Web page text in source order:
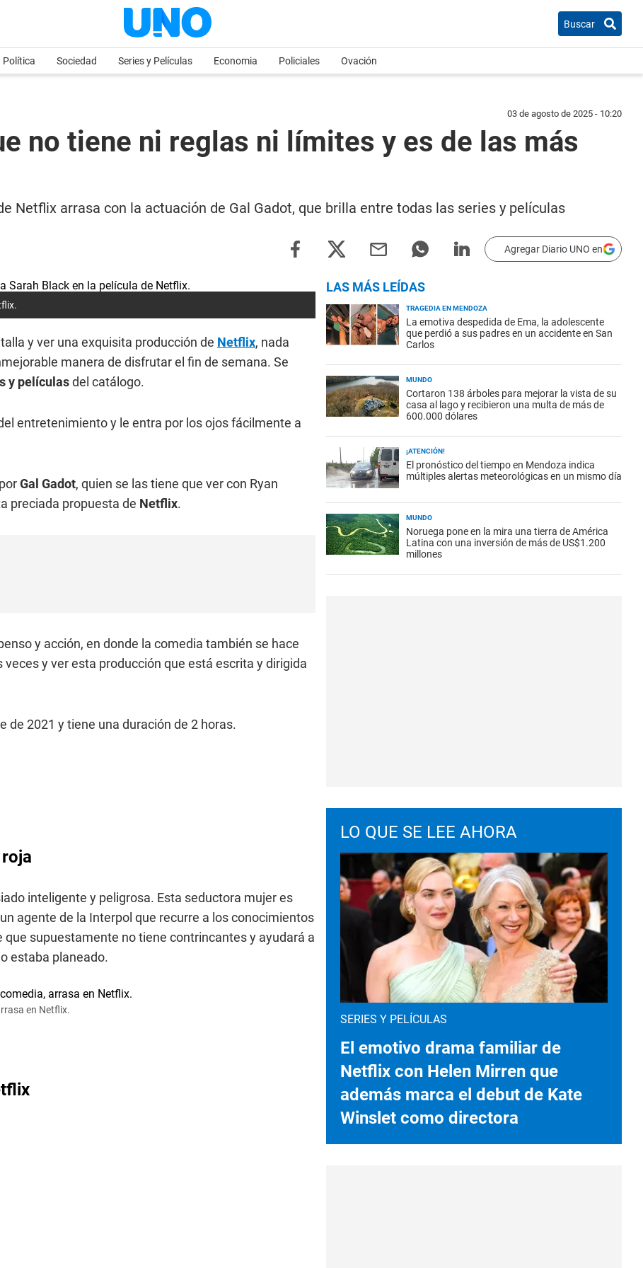
Buscar
Política Sociedad Series y Películas Economia Policiales Ovación
03 de agosto de 2025 - 10:20
no tiene ni reglas ni límites y es de las más
Netflix arrasa con la actuación de Gal Gadot, que brilla entre todas las series y películas
Agregar Diario UNO en
y ver una exquisita producción de Netflix, nada
manera de disfrutar el fin de semana. Se
y películasdel catálogo.
entretenimiento y le entra por los ojos fácilmente a
Gal Gadot, quien se las tiene que ver con Ryan
preciada propuesta de Netflix.
y acción, en donde la comedia también se hace
y ver esta producción que está escrita y dirigida
de 2021 y tiene una duración de 2 horas.
inteligente y peligrosa. Esta seductora mujer es
agente de la Interpol que recurre a los conocimientos
supuestamente no tiene contrincantes y ayudará a
estaba planeado.
en Netflix.
LAS MÁS LEÍDAS
TRAGEDIA EN MENDOZA
La emotiva despedida de Ema, la adolescente
que perdió a sus padres en un accidente en San
Carlos
MUNDO
Cortaron 138 árboles para mejorar la vista de su
casa al lago y recibieron una multa de más de
600.000 dólares
¡ATENCIÓN!
El pronóstico del tiempo en Mendoza indica
múltiples alertas meteorológicas en un mismo día
MUNDO
Noruega pone en la mira una tierra de América
Latina con una inversión de más de US$1.200
millones
LO QUE SE LEE AHORA
SERIES Y PELÍCULAS
El emotivo drama familiar de
Netflix con Helen Mirren que
además marca el debut de Kate
Winslet como directora